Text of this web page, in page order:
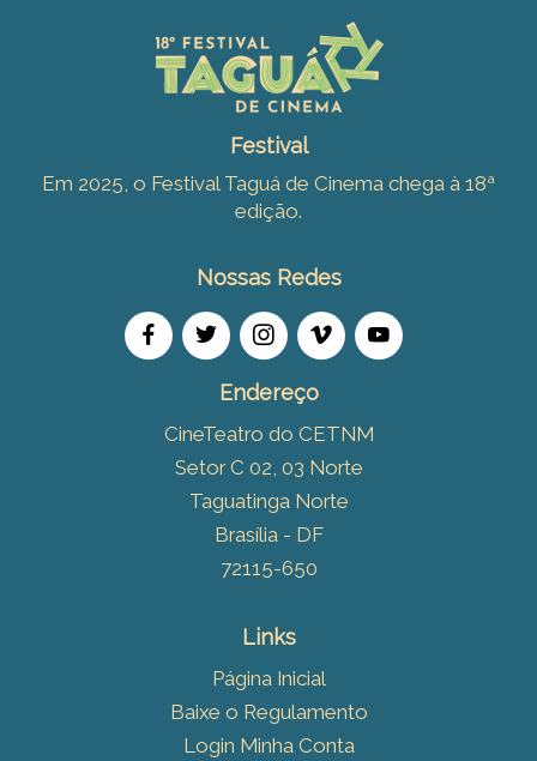
Festival
Em 2025, o Festival Taguá de Cinema chega à 18ª
edição.
Nossas Redes
Endereço
CineTeatro do CETNM
Setor C 02, 03 Norte
Taguatinga Norte
Brasília - DF
72115-650
Links
Página Inicial
Baixe o Regulamento
Login Minha Conta